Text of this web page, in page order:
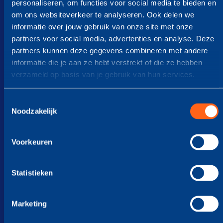
personaliseren, om functies voor social media te bieden en
om ons websiteverkeer te analyseren. Ook delen we
informatie over jouw gebruik van onze site met onze
partners voor social media, advertenties en analyse. Deze
partners kunnen deze gegevens combineren met andere
informatie die je aan ze hebt verstrekt of die ze hebben
verzameld op basis van je gebruik van hun services.
Noodzakelijk
Voorkeuren
Statistieken
Marketing
Carwash bij onze locaties
Onze carwash zorgt ervoor dat jouw auto zal
"glimmen" als nooit tevoren.
Meer info
Zakelijk tankenBRANDSTOFDEAL